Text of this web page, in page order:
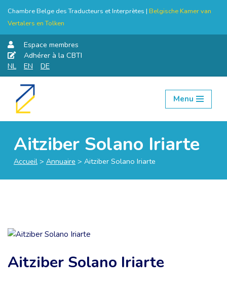
Chambre Belge des Traducteurs et Interprètes | Belgische Kamer van
Vertalers en Tolken
Espace membres
Adhérer à la CBTI
NL
EN DE
Aller
Menu
Aitziber Solano Iriarte
Accueil > Annuaire > Aitziber Solano Iriarte
Aitziber Solano Iriarte